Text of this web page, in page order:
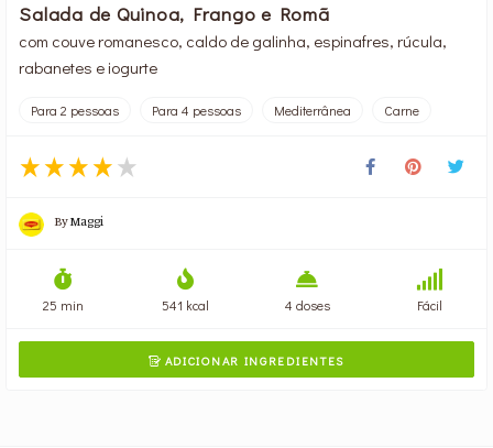
Salada de Quinoa, Frango e Romã
com couve romanesco, caldo de galinha, espinafres, rúcula,
rabanetes e iogurte
Para 2 pessoas Para 4 pessoas Mediterrânea Carne
ByMaggi
25 min 541 kcal 4 doses Fácil
ADICIONAR INGREDIENTES